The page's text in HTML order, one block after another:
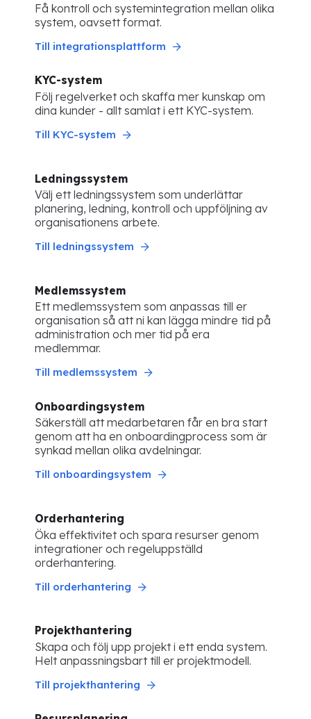
Få kontroll och systemintegration mellan olika
system, oavsett format.
Till integrationsplattform
KYC-system
Följ regelverket och skaffa mer kunskap om
dina kunder - allt samlat i ett KYC-system.
Till KYC-system
Ledningssystem
Välj ett ledningssystem som underlättar
planering, ledning, kontroll och uppföljning av
organisationens arbete.
Till ledningssystem
Medlemssystem
Ett medlemssystem som anpassas till er
organisation så att ni kan lägga mindre tid på
administration och mer tid på era
medlemmar.
Till medlemssystem
Onboardingsystem
Säkerställ att medarbetaren får en bra start
genom att ha en onboardingprocess som är
synkad mellan olika avdelningar.
Till onboardingsystem
Orderhantering
Öka effektivitet och spara resurser genom
integrationer och regeluppställd
orderhantering.
Till orderhantering
Projekthantering
Skapa och följ upp projekt i ett enda system.
Helt anpassningsbart till er projektmodell.
Till projekthantering